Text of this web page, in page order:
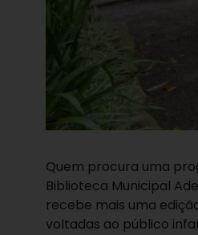
Quem procura uma
Biblioteca Municipal
recebe mais uma
voltadas ao público